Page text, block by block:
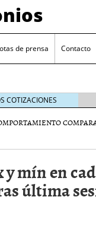
de prensa Contacto
COTIZACIONES
mín en
última